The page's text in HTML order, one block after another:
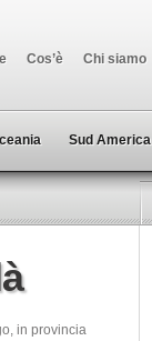
Cos’è Chi siamo
Sud America
in provincia